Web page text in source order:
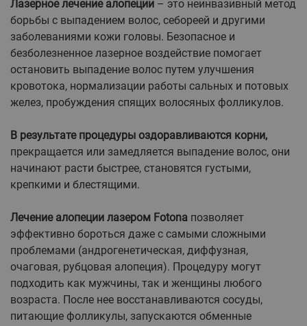
Лазерное лечение алопеции – это неинвазивный метод
борьбы с выпадением волос, себореей и другими
заболеваниями кожи головы. Безопасное и
безболезненное лазерное воздействие помогает
остановить выпадение волос путем улучшения
кровотока, нормализации работы сальных и потовых
желез, пробуждения спящих волосяных фолликулов.
В результате процедуры оздоравливаются корни,
прекращается или замедляется выпадение волос, они
начинают расти быстрее, становятся густыми,
крепкими и блестящими.
Лечение алопеции лазером Fotona позволяет
эффективно бороться даже с самыми сложными
проблемами (андрогенетическая, диффузная,
очаговая, рубцовая алопеция). Процедуру могут
подходить как мужчины, так и женщины любого
возраста. После нее восстанавливаются сосуды,
питающие фолликулы, запускаются обменные